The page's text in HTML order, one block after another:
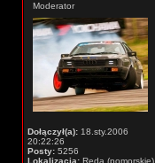
Moderator
Dołączył(a): 18.sty.2006
20:22:26
Posty: 5256
Lokalizacja: Reda (pomorskie)